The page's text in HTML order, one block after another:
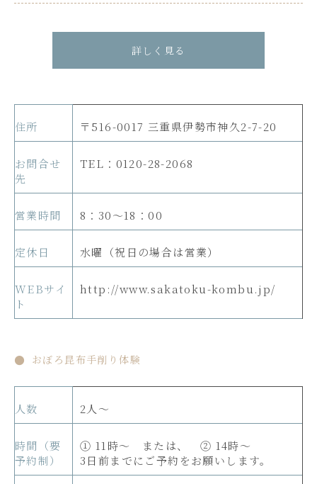
詳しく見る
住所 〒516-0017 三重県伊勢市神久2-7-20
お問合せ
先
TEL：0120-28-2068
営業時間 8：30～18：00
定休日 水曜（祝日の場合は営業）
WEBサイ
ト
http://www.sakatoku-kombu.jp/
おぼろ昆布手削り体験
人数 2人～
時間（要
予約制）
① 11時～ または、 ② 14時～
3日前までにご予約をお願いします。